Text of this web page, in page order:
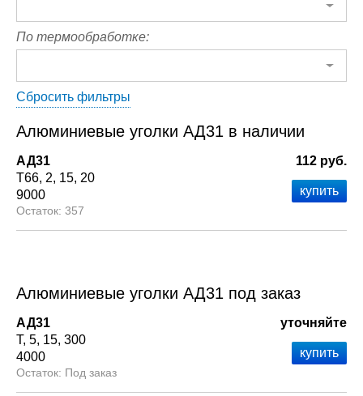
По термообработке:
Сбросить фильтры
Алюминиевые уголки АД31 в наличии
АД31
Т66 2 15 20
9000
357
112 руб.
Алюминиевые уголки АД31 под заказ
АД31
Т 5 15 300
4000
Под заказ
уточняйте